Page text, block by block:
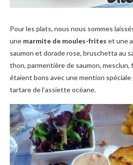
Pour les plats, nous nous sommes
une marmite de moules-frites et une
saumon et dorade rose, bruschetta au
thon, parmentière de saumon, mesclun,
étaient bons avec une mention
tartare de l’assiette océane.